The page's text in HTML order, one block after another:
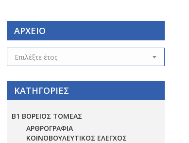
ΑΡΧΕΙΟ
ΑΡΧΕΙΟ
ΚΑΤΗΓΟΡΙΕΣ
Β1 ΒΟΡΕΙΟΣ ΤΟΜΕΑΣ
ΑΡΘΡΟΓΡΑΦΙΑ
ΚΟΙΝΟΒΟΥΛΕΥΤΙΚΟΣ ΕΛΕΓΧΟΣ